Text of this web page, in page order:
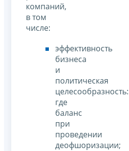
компаний,
в том
числе:
эффективность
бизнеса
и
политическая
целесообразность:
где
баланс
при
проведении
деофшоризации;